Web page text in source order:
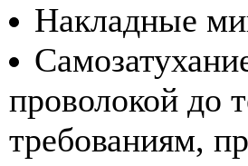
Накладные
проволокой до
требованиям,